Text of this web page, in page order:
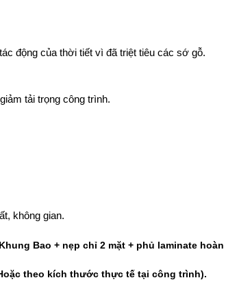
động của thời tiết vì đã triệt tiêu các sớ gỗ.
tải trọng công trình.
không gian.
Bao + nẹp chỉ 2 mặt + phủ laminate
theo kích thước thực tế tại công trình).